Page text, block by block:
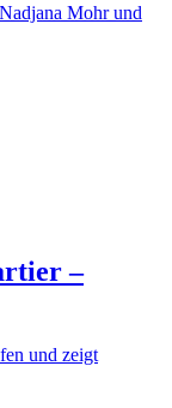
Mohr und
–
und zeigt